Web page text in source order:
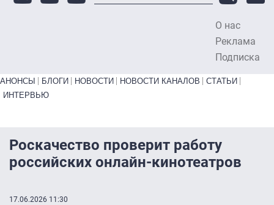
О нас
Реклама
Подписка
Primary links bottom
АНОНСЫ БЛОГИ НОВОСТИ НОВОСТИ КАНАЛОВ
СТАТЬИ
ИНТЕРВЬЮ
Роскачество проверит работу
российских онлайн-кинотеатров
17.06.2026 11:30